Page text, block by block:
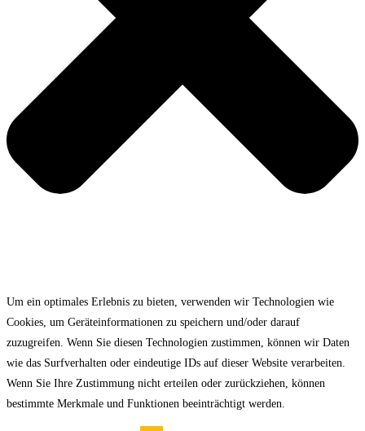
Um ein optimales Erlebnis zu bieten, verwenden wir Technologien wie
Cookies, um Geräteinformationen zu speichern und/oder darauf
zuzugreifen. Wenn Sie diesen Technologien zustimmen, können wir Daten
wie das Surfverhalten oder eindeutige IDs auf dieser Website verarbeiten.
Wenn Sie Ihre Zustimmung nicht erteilen oder zurückziehen, können
bestimmte Merkmale und Funktionen beeinträchtigt werden.